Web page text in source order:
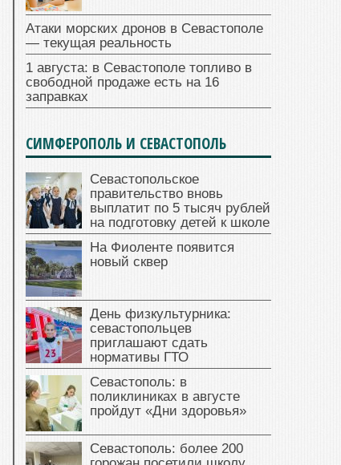
Атаки морских дронов в Севастополе
— текущая реальность
1 августа: в Севастополе топливо в
свободной продаже есть на 16
заправках
СИМФЕРОПОЛЬ И СЕВАСТОПОЛЬ
Севастопольское
правительство вновь
выплатит по 5 тысяч рублей
на подготовку детей к школе
На Фиоленте появится
новый сквер
День физкультурника:
севастопольцев
приглашают сдать
нормативы ГТО
Севастополь: в
поликлиниках в августе
пройдут «Дни здоровья»
Севастополь: более 200